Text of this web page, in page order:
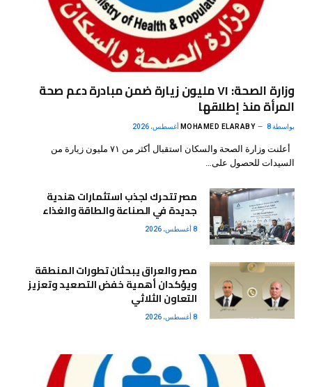
وزارة الصحة: ٧١ مليون زيارة ضمن مبادرة دعم صحة
المرأة منذ إطلاقها
بواسطة MOHAMED ELARABY 8 أغسطس، 2026
أعلنت وزارة الصحة والسكان استقبال أكثر من ٧١ مليون زيارة من
السيدات للحصول على…
مصر تتحرك لجذب استثمارات هندية
جديدة في الصناعة والطاقة والغذاء
8 أغسطس، 2026
مصر والعراق يبحثان تطورات المنطقة
ويؤكدان أهمية خفض التصعيد وتعزيز
التعاون الثلاثي
8 أغسطس، 2026